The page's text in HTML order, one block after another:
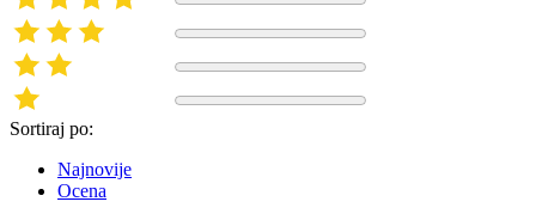
Sortiraj po:
Najnovije
Ocena